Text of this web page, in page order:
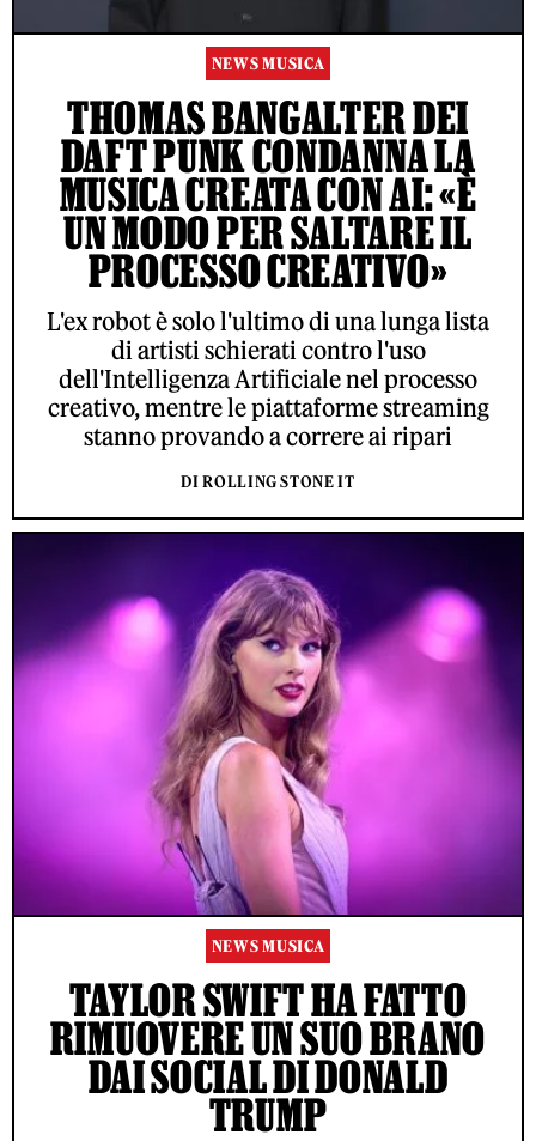
NEWS MUSICA
THOMAS BANGALTER DEI
DAFT PUNK CONDANNA LA
MUSICA CREATA CON AI: «È
UN MODO PER SALTARE IL
PROCESSO CREATIVO»
L'ex robot è solo l'ultimo di una lunga lista
di artisti schierati contro l'uso
dell'Intelligenza Artificiale nel processo
creativo, mentre le piattaforme streaming
stanno provando a correre ai ripari
DI ROLLING STONE IT
NEWS MUSICA
TAYLOR SWIFT HA FATTO
RIMUOVERE UN SUO BRANO
DAI SOCIAL DI DONALD
TRUMP